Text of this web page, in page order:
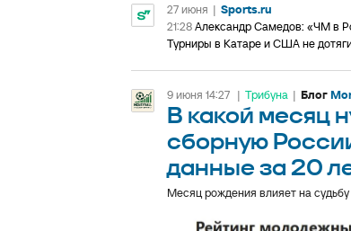
27 июня | Sports.ru
21:28Александр Самедов: «ЧМ в
Турниры в Катаре и США не
9 июня 14:27 | Трибуна | Блог
В какой месяц
сборную
данные за 20
Месяц рождения влияет на судьбу